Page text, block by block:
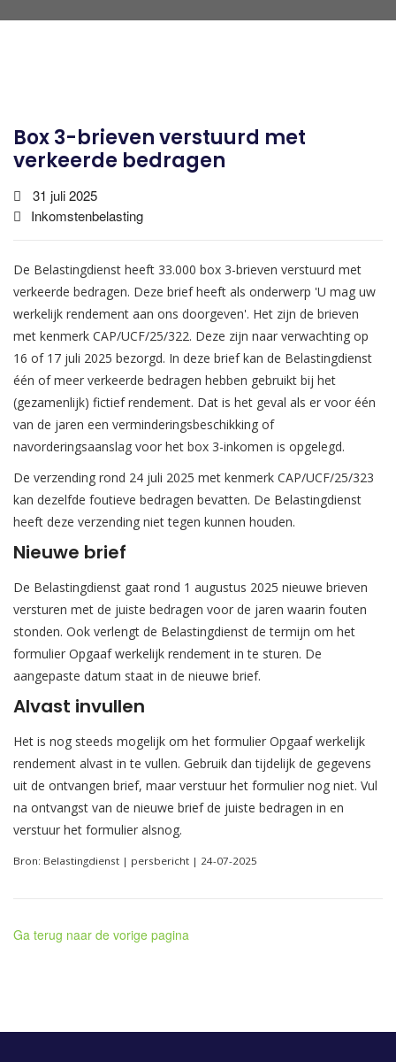
Box 3-brieven verstuurd met
verkeerde bedragen
31 juli 2025
Inkomstenbelasting
De Belastingdienst heeft 33.000 box 3-brieven verstuurd met
verkeerde bedragen. Deze brief heeft als onderwerp 'U mag uw
werkelijk rendement aan ons doorgeven'. Het zijn de brieven
met kenmerk CAP/UCF/25/322. Deze zijn naar verwachting op
16 of 17 juli 2025 bezorgd. In deze brief kan de Belastingdienst
één of meer verkeerde bedragen hebben gebruikt bij het
(gezamenlijk) fictief rendement. Dat is het geval als er voor één
van de jaren een verminderingsbeschikking of
navorderingsaanslag voor het box 3-inkomen is opgelegd.
De verzending rond 24 juli 2025 met kenmerk CAP/UCF/25/323
kan dezelfde foutieve bedragen bevatten. De Belastingdienst
heeft deze verzending niet tegen kunnen houden.
Nieuwe brief
De Belastingdienst gaat rond 1 augustus 2025 nieuwe brieven
versturen met de juiste bedragen voor de jaren waarin fouten
stonden. Ook verlengt de Belastingdienst de termijn om het
formulier Opgaaf werkelijk rendement in te sturen. De
aangepaste datum staat in de nieuwe brief.
Alvast invullen
Het is nog steeds mogelijk om het formulier Opgaaf werkelijk
rendement alvast in te vullen. Gebruik dan tijdelijk de gegevens
uit de ontvangen brief, maar verstuur het formulier nog niet. Vul
na ontvangst van de nieuwe brief de juiste bedragen in en
verstuur het formulier alsnog.
Bron: Belastingdienst | persbericht | 24-07-2025
Ga terug naar de vorige pagina